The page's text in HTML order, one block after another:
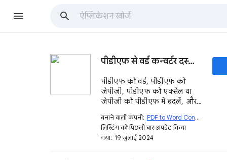
पीडीएफ से वर्ड कन्वर्टर दस्तावेज़
पीडीएफ को वर्ड, पीडीएफ को
जेपीजी, पीडीएफ को एक्सेल या
जेपीजी को पीडीएफ में बदलें, और
परिवर्तित वर्ड या एक्सेल को
Google Docs™ या Google
Sheets™ के रूप में सहेजें।
बनाने वाली कंपनी: PDF to Word Converter
लिस्टिंग को पिछली बार अपडेट किया
गया: 19 जुलाई 2024